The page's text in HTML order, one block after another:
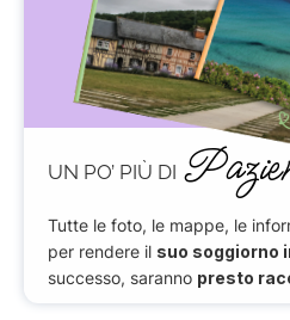
UN PO’ PIÙ DI
Tutte le foto, le mappe, le
per rendere il suo soggiorno
successo, saranno presto